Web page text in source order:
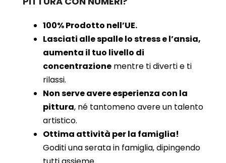
100% Prodotto nell’UE.
Lasciati alle spalle lo stress e l’ansia,
aumenta il tuo livello di
concentrazione mentre ti diverti e ti
rilassi.
Non serve avere esperienza con la
pittura, né tantomeno avere un talento
artistico.
Ottima attività per la famiglia!
Goditi una serata in famiglia, dipingendo